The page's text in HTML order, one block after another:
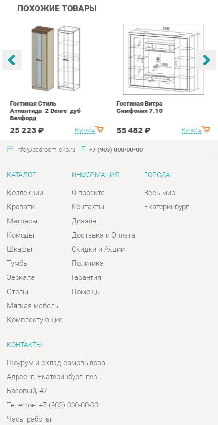
Атлантида-2 Венге-дуб
25 223 ₽ Купить
Гостиная Витра
Симфония 7.10
55 482 ₽
info@bedroom-ekb.ru +7 (903) 000-00-00
КАТАЛОГ
Коллекции
Матрасы
Шкафы
Тумбы
Зеркала
Столы
Мягкая мебель
Комплектующие
Контакты
Дизайн
Скидки и Акции
Политика
Гарантия
Помощь
ГОРОДА
КОНТАКТЫ
Часы работы:
Отправить сообщение